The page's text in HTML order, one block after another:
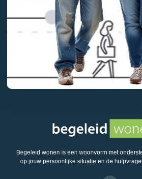
Begeleid wonen is een woonvorm met
op jouw persoonlijke situatie en de